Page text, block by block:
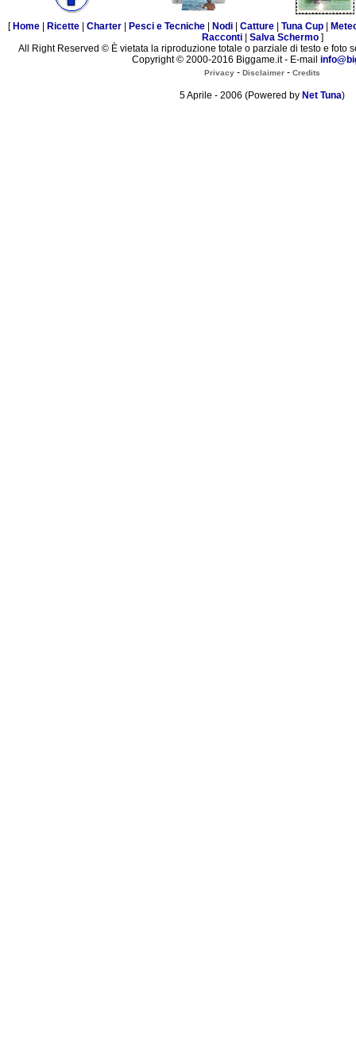
[ Home Ricette Charter Pesci e Tecniche Nodi Catture Tuna Cup
Racconti| Salva Schermo]
All Right Reserved © È vietata la riproduzione totale o parziale di testo e foto
Copyright © 2000-2016 Biggame.it - E-mail
Privacy - Disclaimer - Credits
5 Aprile - 2006 (Powered by Net Tuna)